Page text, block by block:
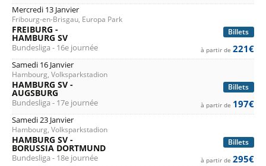
Mercredi 13 Janvier
Fribourg-en-Brisgau, Europa Park
Billets
FREIBURG -
HAMBURG SV
Bundesliga - 16e journée à partir de 221€
Samedi 16 Janvier
Hambourg, Volksparkstadion
Billets
HAMBURG SV -
AUGSBURG
Bundesliga - 17e journée à partir de 197€
Samedi 23 Janvier
Hambourg, Volksparkstadion
Billets
HAMBURG SV -
BORUSSIA DORTMUND
Bundesliga - 18e journée à partir de 295€